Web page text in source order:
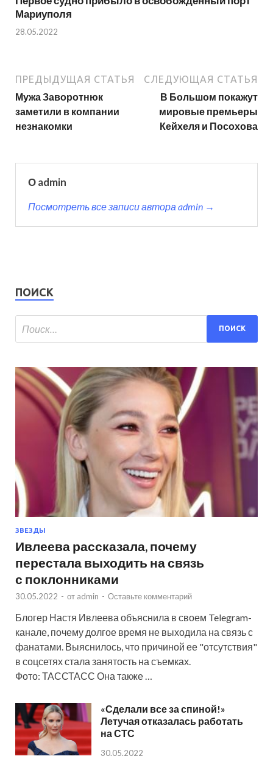
Мариуполя
28.05.2022
ПРЕДЫДУЩАЯ СТАТЬЯ
Мужа Заворотнюк
заметили в компании
незнакомки
СЛЕДУЮЩАЯ СТАТЬЯ
В Большом покажут
мировые премьеры
Кейхеля и Посохова
О admin
Посмотреть все записи автора admin →
ПОИСК
ЗВЕЗДЫ
Ивлеева рассказала, почему
перестала выходить на связь
с поклонниками
30.05.2022 - от admin - Оставьте комментарий
Блогер Настя Ивлеева объяснила в своем Telegram-
канале, почему долгое время не выходила на связь с
фанатами. Выяснилось, что причиной ее "отсутствия"
в соцсетях стала занятость на съемках.
Фото: ТАССТАСС Она также …
«Сделали все за спиной!»
Летучая отказалась работать
на СТС
30.05.2022